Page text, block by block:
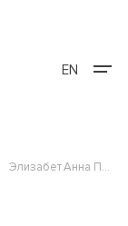
EN
Элизабет Анна Платт